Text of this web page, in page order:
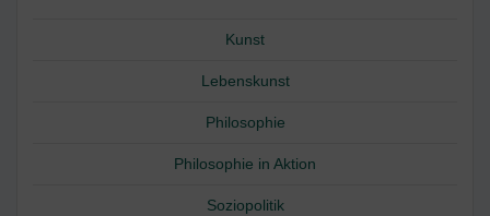
Kunst
Lebenskunst
Philosophie
Philosophie in Aktion
Soziopolitik